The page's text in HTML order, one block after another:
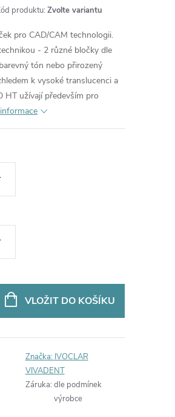
produktu: Zvolte variantu
pro CAD/CAM technologii.
- 2 různé bločky dle
tón nebo přirozený
k vysoké translucenci a
HT užívají především pro
VLOŽIT DO KOŠÍKU
Značka: IVOCLAR
VIVADENT
Záruka: dle podmínek
výrobce